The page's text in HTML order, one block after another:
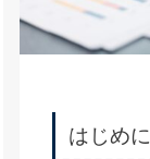
はじめに